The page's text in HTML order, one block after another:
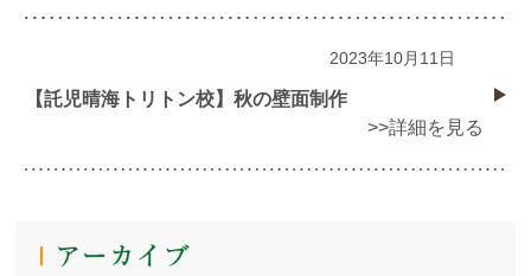
2023年10月11日
【託児晴海トリトン校】秋の壁面制作
>>詳細を見る